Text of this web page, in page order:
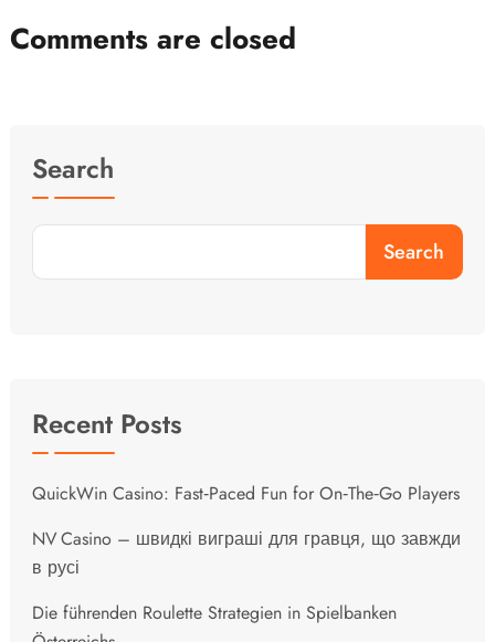
Comments are closed
Search
Search
Recent Posts
QuickWin Casino: Fast‑Paced Fun for On‑The‑Go Players
NV Casino – швидкі виграші для гравця, що завжди
в русі
Die führenden Roulette Strategien in Spielbanken